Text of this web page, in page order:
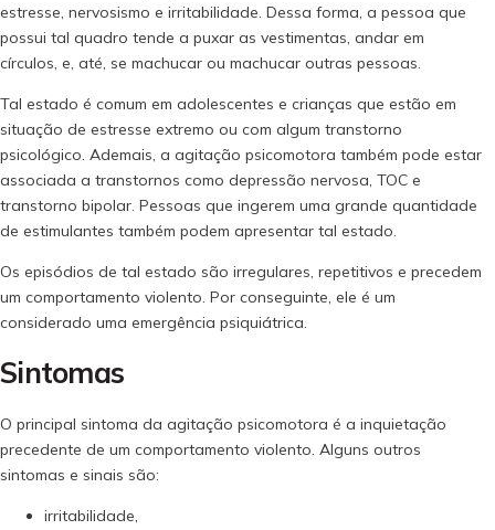
estresse, nervosismo e irritabilidade. Dessa forma, a pessoa que
possui tal quadro tende a puxar as vestimentas, andar em
círculos, e, até, se machucar ou machucar outras pessoas.
Tal estado é comum em adolescentes e crianças que estão em
situação de estresse extremo ou com algum transtorno
psicológico. Ademais, a agitação psicomotora também pode estar
associada a transtornos como depressão nervosa, TOC e
transtorno bipolar. Pessoas que ingerem uma grande quantidade
de estimulantes também podem apresentar tal estado.
Os episódios de tal estado são irregulares, repetitivos e precedem
um comportamento violento. Por conseguinte, ele é um
considerado uma emergência psiquiátrica.
Sintomas
O principal sintoma da agitação psicomotora é a inquietação
precedente de um comportamento violento. Alguns outros
sintomas e sinais são:
irritabilidade,